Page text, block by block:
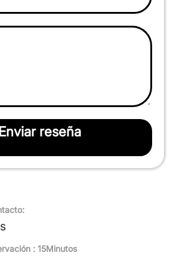
reseña
: 15Minutos